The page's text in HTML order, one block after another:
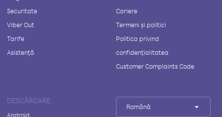
Securitate
Viber Out
Tarife
Asistență
Cariere
Termeni și politici
Politica privind
confidențialitatea
Customer Complaints Code
DESCĂRCARE
Android
Română